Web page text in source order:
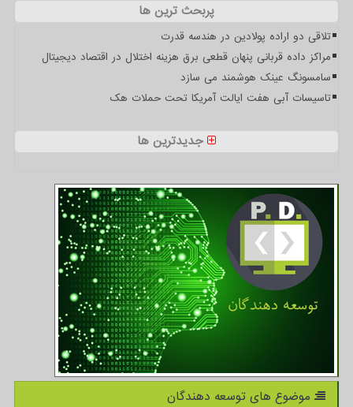
پربحث ترین ها
تلاقی دو اراده پولادین در هندسه قدرت
مراکز داده قربانی پنهان قطعی برق هزینه اختلال در اقتصاد دیجیتال
سامسونگ عینک هوشمند می سازد
تاسیسات آبی هفت ایالت آمریکا تحت حملات هک
جدیدترین ها
موضوع های توسعه دهندگان